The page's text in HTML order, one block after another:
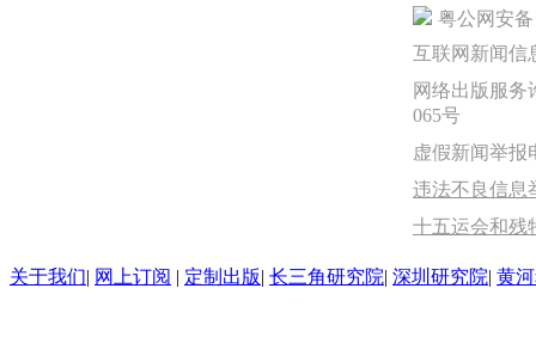
粤公网安备
互联网新闻信
网络出版服务
065号
虚假新闻举报
违法不良信息
十五运会和残
关于我们| 网上订阅 | 定制出版| 长三角研究院| 深圳研究院| 黄